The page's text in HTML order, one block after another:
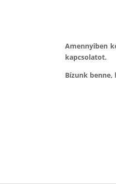
Amennyiben
kapcsolatot.
Bízunk